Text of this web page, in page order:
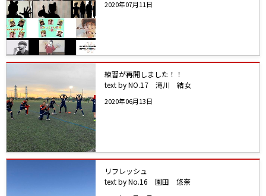
2020年07月11日
練習が再開しました！！
text by NO.17 滝川 結女
2020年06月13日
リフレッシュ
text by No.16 園田 悠奈